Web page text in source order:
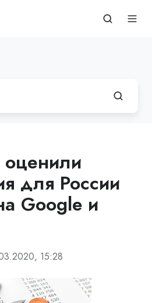
для России
Google и
15:28